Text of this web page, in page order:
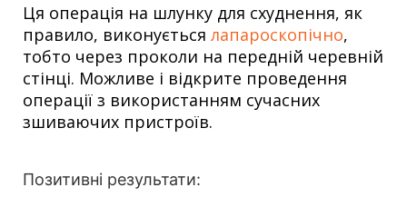
Ця операція на шлунку для схуднення, як
правило, виконується лапароскопічно,
тобто через проколи на передній черевній
стінці. Можливе і відкрите проведення
операції з використанням сучасних
зшиваючих пристроїв.
Позитивні результати: